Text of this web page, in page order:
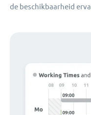
de beschikbaarheid